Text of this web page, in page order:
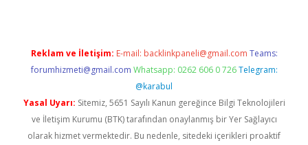
Reklam ve İletişim: E-mail: backlinkpaneli@gmail.com Teams:
forumhizmeti@gmail.com Whatsapp: 0262 606 0 726 Telegram:
@karabul
Yasal Uyarı: Sitemiz, 5651 Sayılı Kanun gereğince Bilgi Teknolojileri
ve İletişim Kurumu (BTK) tarafından onaylanmış bir Yer Sağlayıcı
olarak hizmet vermektedir. Bu nedenle, sitedeki içerikleri proaktif